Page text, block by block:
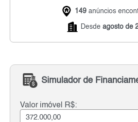
149 anúncios
Desde agosto de
Simulador de
Valor imóvel R$: